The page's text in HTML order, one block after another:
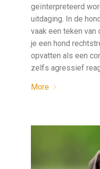
geïnterpreteerd
uitdaging. In de
vaak een teken van
je een hond
opvatten als een
zelfs agressief
More